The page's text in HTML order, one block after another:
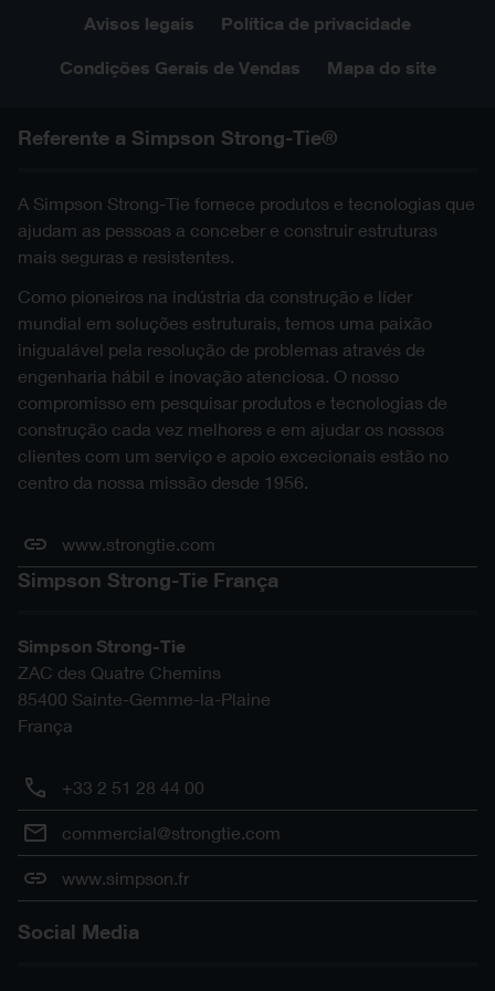
ppjbt160-2d.dwg
PPJBT200
PPJBT70
ppjbt70-2d.dwg
PPJBT90
2D DWG
ppjbt90-2d.dwg
PPJBT140
SAT
ppjbt140.sat
ppjbt160.sat
SAT
ppjbt200.sat
PPJBT70
ppjbt70.sat
PPJBT90
ppjbt90.sat
c-ppjbt120-2d0-np-ptrs-pt.dwg
2D DWG
c-ppjbt140-2d0-np-ptrs-pt.dwg
PDF
c-ppjbt140-2d0-np-ptrs-pt.pdf
2D DWG
c-ppjbt160-2d0-np-ptrs-pt.dwg
PDF
c-ppjbt160-2d0-np-ptrs-pt.pdf
PPJBT200
2D DWG
c-ppjbt200-2d0-np-ptrs-pt.dwg
c-ppjbt200-2d0-np-ptrs-pt.pdf
c-ppjbt70-2d0-np-ptrs-pt.dwg
c-ppjbt70-2d0-np-ptrs-pt.pdf
c-ppjbt90-2d0-np-ptrs-pt.dwg
c-ppjbt90-2d0-np-ptrs-pt.pdf
2D DWG ZIP
PDF ZIP
3D/3D simplificado
Avisos legais Política de privacidade
Condições Gerais de Vendas Mapa do site
Referente a Simpson Strong-Tie®
A Simpson Strong-Tie fornece produtos e tecnologias que
ajudam as pessoas a conceber e construir estruturas
mais seguras e resistentes.
Como pioneiros na indústria da construção e líder
mundial em soluções estruturais, temos uma paixão
inigualável pela resolução de problemas através de
engenharia hábil e inovação atenciosa. O nosso
compromisso em pesquisar produtos e tecnologias de
construção cada vez melhores e em ajudar os nossos
clientes com um serviço e apoio excecionais estão no
centro da nossa missão desde 1956.
www.strongtie.com
Simpson Strong-Tie França
Simpson Strong-Tie
ZAC des Quatre Chemins
85400 Sainte-Gemme-la-Plaine
França
+33 2 51 28 44 00
commercial@strongtie.com
www.simpson.fr
Social Media